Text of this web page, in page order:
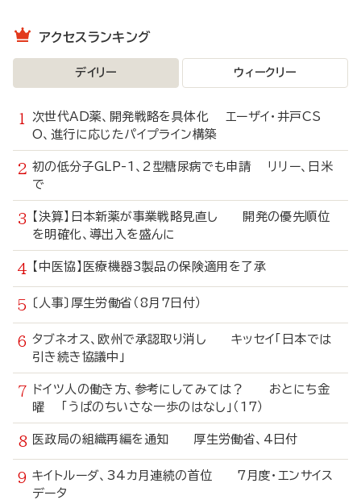
アクセスランキング
デイリー ウィークリー
次世代AD薬、開発戦略を具体化 エーザイ・井戸CS
O、進行に応じたパイプライン構築
初の低分子GLP-1、2型糖尿病でも申請 リリー、日米
で
【決算】日本新薬が事業戦略見直し 開発の優先順位
を明確化、導出入を盛んに
【中医協】医療機器3製品の保険適用を了承
〔人事〕厚生労働省（8月7日付）
タブネオス、欧州で承認取り消し キッセイ「日本では
引き続き協議中」
ドイツ人の働き方、参考にしてみては？ おとにち金
曜 「うぱのちいさな一歩のはなし」（17）
医政局の組織再編を通知 厚生労働省、4日付
キイトルーダ、34カ月連続の首位 7月度・エンサイス
データ